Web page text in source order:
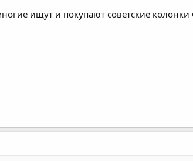
ищут и покупают советские